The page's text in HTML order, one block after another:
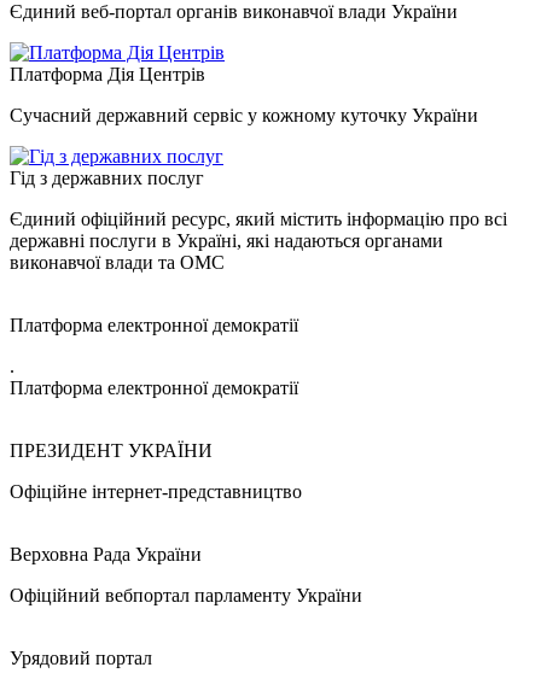
Єдиний веб-портал органів виконавчої влади України
Платформа Дія Центрів
Сучасний державний сервіс у кожному куточку України
Гід з державних послуг
Єдиний офіційний ресурс, який містить інформацію про всі
державні послуги в Україні, які надаються органами
виконавчої влади та ОМС
Платформа електронної демократії
.
Платформа електронної демократії
ПРЕЗИДЕНТ УКРАЇНИ
Офіційне інтернет-представництво
Верховна Рада України
Офіційний вебпортал парламенту України
Урядовий портал